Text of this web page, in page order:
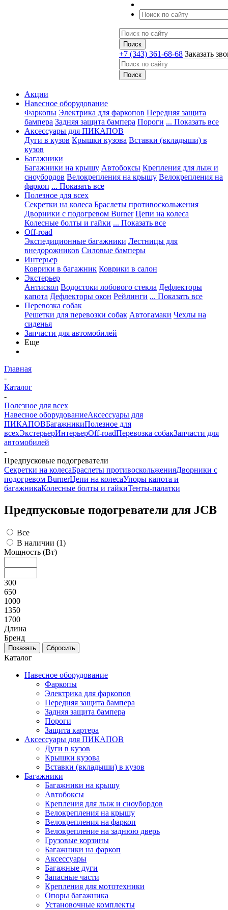
+7 (343) 361-68-68 Заказать
Акции
Навесное оборудование
Фаркопы Электрика для фаркопов Передняя защита
бампера Задняя защита бампера Пороги ... Показать все
Аксессуары для ПИКАПОВ
Дуги в кузов Крышки кузова Вставки (вкладыши) в
кузов
Багажники
Багажники на крышу Автобоксы Крепления для лыж и
сноубордов Велокрепления на крышу Велокрепления на
фаркоп ... Показать все
Полезное для всех
Секретки на колеса Браслеты противоскольжения
Дворники с подогревом Burner Цепи на колеса
Колесные болты и гайки ... Показать все
Off-road
Экспедиционные багажники Лестницы для
внедорожников Силовые бамперы
Интерьер
Коврики в багажник Коврики в салон
Экстерьер
Антискол Водостоки лобового стекла Дефлекторы
капота Дефлекторы окон Рейлинги ... Показать все
Перевозка собак
Решетки для перевозки собак Автогамаки Чехлы на
сиденья
Запчасти для автомобилей
Еще
Главная
-
Каталог
-
Полезное для всех
Навесное оборудованиеАксессуары для
ПИКАПОВБагажникиПолезное для
всехЭкстерьерИнтерьерOff-roadПеревозка собакЗапчасти для
автомобилей
-
Предпусковые подогреватели
Секретки на колесаБраслеты противоскольженияДворники с
подогревом BurnerЦепи на колесаУпоры капота и
багажникаКолесные болты и гайкиТенты-палатки
Предпусковые подогреватели для JCB
Все
В наличии (1)
Мощность (Вт)
300
650
1000
1350
1700
Длина
Бренд
Каталог
Навесное оборудование
Фаркопы
Электрика для фаркопов
Передняя защита бампера
Задняя защита бампера
Пороги
Защита картера
Аксессуары для ПИКАПОВ
Дуги в кузов
Крышки кузова
Вставки (вкладыши) в кузов
Багажники
Багажники на крышу
Автобоксы
Крепления для лыж и сноубордов
Велокрепления на крышу
Велокрепления на фаркоп
Велокрепление на заднюю дверь
Грузовые корзины
Багажники на фаркоп
Аксессуары
Багажные дуги
Запасные части
Крепления для мототехники
Опоры багажника
Установочные комплекты